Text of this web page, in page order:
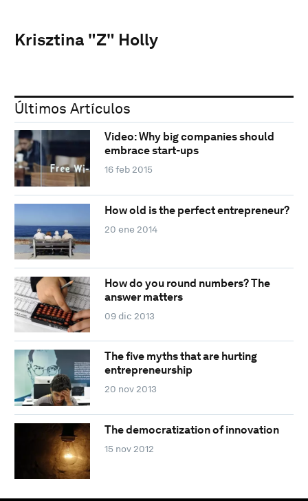
Krisztina "Z" Holly
Últimos Artículos
Video: Why big companies should
embrace start-ups
16 feb 2015
How old is the perfect entrepreneur?
20 ene 2014
How do you round numbers? The
answer matters
09 dic 2013
The five myths that are hurting
entrepreneurship
20 nov 2013
The democratization of innovation
15 nov 2012